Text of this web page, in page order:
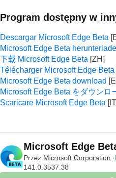
Program dostępny w
Descargar Microsoft Edge Beta
Microsoft Edge Beta
下载 Microsoft Edge Beta
Télécharger Microsoft Edge Beta
Microsoft Edge Beta download
Microsoft Edge Beta をダウンロ
Scaricare Microsoft Edge Beta
Microsoft Edge
Przez Microsoft Corporation
141.0.3537.38